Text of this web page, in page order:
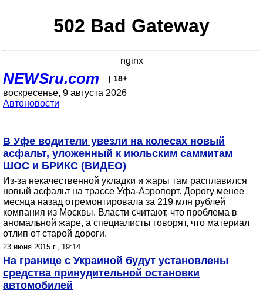
502 Bad Gateway
nginx
NEWSru.com | 18+
воскресенье, 9 августа 2026
Автоновости
В Уфе водители увезли на колесах новый
асфальт, уложенный к июльским саммитам
ШОС и БРИКС (ВИДЕО)
Из-за некачественной укладки и жары там расплавился
новый асфальт на трассе Уфа-Аэропорт. Дорогу менее
месяца назад отремонтировала за 219 млн рублей
компания из Москвы. Власти считают, что проблема в
аномальной жаре, а специалисты говорят, что материал
отлип от старой дороги.
23 июня 2015 г., 19:14
На границе с Украиной будут установлены
средства принудительной остановки
автомобилей